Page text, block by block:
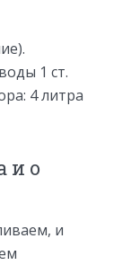
1 ст.
4 литра
и о
и